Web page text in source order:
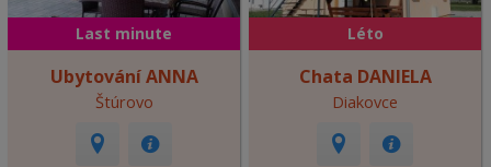
Last minute
Ubytování ANNA
Štúrovo
Léto
Chata DANIELA
Diakovce